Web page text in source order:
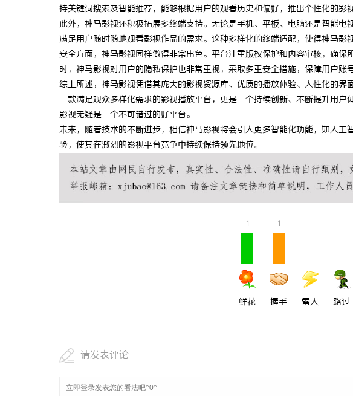
持关键词搜索及智能推荐，能够根据用户的观看历史和偏好，推出个性化的影
此外，神马影视还积极拓展多终端支持。无论是手机、平板、电脑还是智能电
满足用户随时随地观看影视作品的需求。这种多样化的终端适配，使得神马影
安全方面，神马影视同样做得非常出色。平台注重版权保护和内容审核，确
时，神马影视对用户的隐私保护也非常重视，采取多重安全措施，保障用户账
综上所述，神马影视凭借其庞大的影视资源库、优质的播放体验、人性化的
一款满足观众多样化需求的影视播放平台，更是一个持续创新、不断提升用
影视无疑是一个不可错过的好平台。
未来，随着技术的不断进步，相信神马影视将会引入更多智能化功能，如人
验，使其在激烈的影视平台竞争中持续保持领先地位。
1
鲜花
1
握手 雷人 路过
请发表评论
开店最怕“搜不到”为什么隔壁店